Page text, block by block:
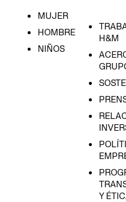
MUJER
HOMBRE
NIÑOS
H&M
Y